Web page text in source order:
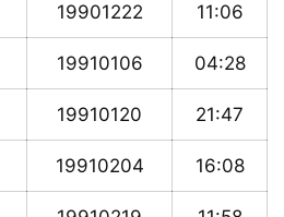
19901222 11:06
19910106 04:28
19910120 21:47
19910204 16:08